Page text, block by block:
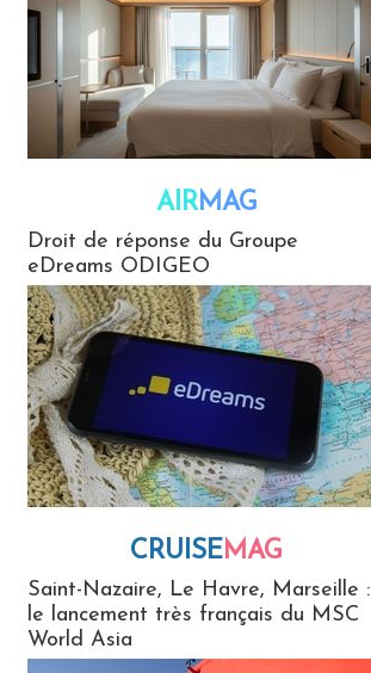
AIRMAG
Droit de réponse du Groupe
eDreams ODIGEO
CRUISEMAG
Saint-Nazaire, Le Havre, Marseille :
le lancement très français du MSC
World Asia